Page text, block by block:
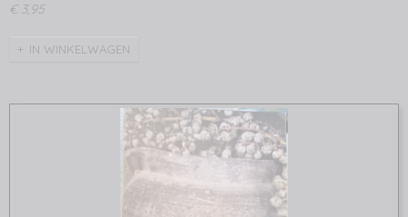
€ 3,95
IN WINKELWAGEN